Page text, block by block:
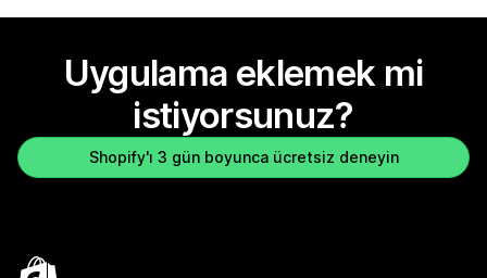
Uygulama eklemek mi
istiyorsunuz?
Shopify'ı 3 gün boyunca ücretsiz deneyin